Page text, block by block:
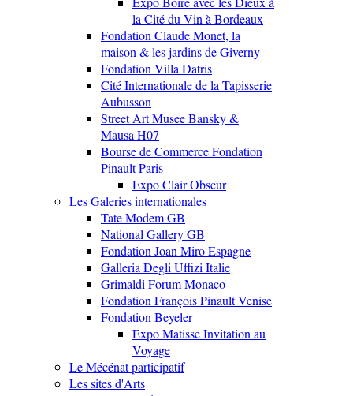
la Cité du Vin à Bordeaux
Fondation Claude Monet, la
maison & les jardins de Giverny
Fondation Villa Datris
Cité Internationale de la Tapisserie
Aubusson
Street Art Musee Bansky &
Mausa H07
Bourse de Commerce Fondation
Pinault Paris
Expo Clair Obscur
Les Galeries internationales
Tate Modem GB
National Gallery GB
Fondation Joan Miro Espagne
Galleria Degli Uffizi Italie
Grimaldi Forum Monaco
Fondation François Pinault Venise
Fondation Beyeler
Expo Matisse Invitation au
Voyage
Le Mécénat participatif
Les sites d'Arts